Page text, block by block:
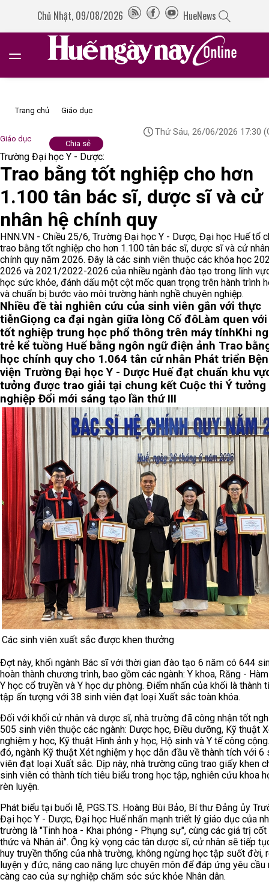
Chủ Nhật, 09/08/2026 HueNews
Trang chủ Giáo dục
Giáo dục
Thứ Sáu, 26/06/2026 17:30
Chia sẻ
Trường Đại học Y - Dược:
Trao bằng tốt nghiệp cho hơn
1.100 tân bác sĩ, dược sĩ và cử
nhân hệ chính quy
HNN.VN - Chiều 25/6, Trường Đại học Y - Dược, Đại học Huế tổ
trao bằng tốt nghiệp cho hơn 1.100 tân bác sĩ, dược sĩ và cử
chính quy năm 2026. Đây là các sinh viên thuộc các khóa học
2026 và 2021/2022-2026 của nhiều ngành đào tạo trong lĩnh
học sức khỏe, đánh dấu một cột mốc quan trọng trên hành trình
và chuẩn bị bước vào môi trường hành nghề chuyên nghiệp.
Nhiều đề tài nghiên cứu của sinh viên gắn với thực
tiễnGiọng ca đại ngàn giữa lòng Cố đôLàm quen
tốt nghiệp trung học phổ thông trên máy tínhKhi
trẻ kể tuồng Huế bằng ngôn ngữ điện ảnh Trao
học chính quy cho 1.064 tân cử nhân Phát triển
viện Trường Đại học Y - Dược Huế đạt chuẩn khu
tưởng được trao giải tại chung kết Cuộc thi Ý tưởng
nghiệp Đổi mới sáng tạo lần thứ III
Các sinh viên xuất sắc được khen thưởng
Đợt này, khối ngành Bác sĩ với thời gian đào tạo 6 năm có 644
hoàn thành chương trình, bao gồm các ngành: Y khoa, Răng -
Y học cổ truyền và Y học dự phòng. Điểm nhấn của khối là thành
tập ấn tượng với 38 sinh viên đạt loại Xuất sắc toàn khóa.
Đối với khối cử nhân và dược sĩ, nhà trường đã công nhận tốt
505 sinh viên thuộc các ngành: Dược học, Điều dưỡng, Kỹ thuật
nghiệm y học, Kỹ thuật Hình ảnh y học, Hộ sinh và Y tế công
đó, ngành Kỹ thuật Xét nghiệm y học dẫn đầu về thành tích với 6
viên đạt loại Xuất sắc. Dịp này, nhà trường cũng trao giấy khen
sinh viên có thành tích tiêu biểu trong học tập, nghiên cứu khoa
rèn luyện.
Phát biểu tại buổi lễ, PGS.TS. Hoàng Bùi Bảo, Bí thư Đảng ủy
Đại học Y - Dược, Đại học Huế nhấn mạnh triết lý giáo dục của
trường là "Tinh hoa - Khai phóng - Phụng sự", cùng các giá trị cốt
thức và Nhân ái". Ông kỳ vọng các tân dược sĩ, cử nhân sẽ tiếp
huy truyền thống của nhà trường, không ngừng học tập suốt đời,
luyện y đức, nâng cao năng lực chuyên môn để đáp ứng yêu cầu
càng cao của sự nghiệp chăm sóc sức khỏe Nhân dân.